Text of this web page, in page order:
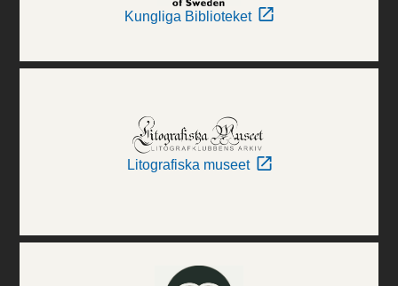
Kungliga Biblioteket
Litografiska museet